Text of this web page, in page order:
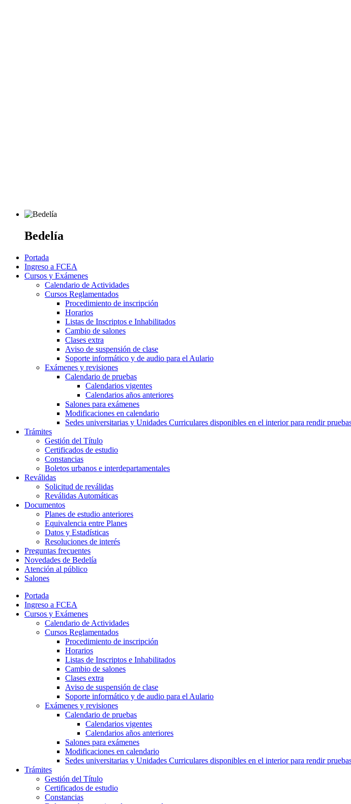
Bedelía
Portada
Ingreso a FCEA
Cursos y Exámenes
Calendario de Actividades
Cursos Reglamentados
Procedimiento de inscripción
Horarios
Listas de Inscriptos e Inhabilitados
Cambio de salones
Clases extra
Aviso de suspensión de clase
Soporte informático y de audio para el Aulario
Exámenes y revisiones
Calendario de pruebas
Calendarios vigentes
Calendarios años anteriores
Salones para exámenes
Modificaciones en calendario
Sedes universitarias y Unidades Curriculares disponibles en el interior para rendir
Trámites
Gestión del Título
Certificados de estudio
Constancias
Boletos urbanos e interdepartamentales
Reválidas
Solicitud de reválidas
Reválidas Automáticas
Documentos
Planes de estudio anteriores
Equivalencia entre Planes
Datos y Estadísticas
Resoluciones de interés
Preguntas frecuentes
Novedades de Bedelía
Atención al público
Salones
Portada
Ingreso a FCEA
Cursos y Exámenes
Calendario de Actividades
Cursos Reglamentados
Procedimiento de inscripción
Horarios
Listas de Inscriptos e Inhabilitados
Cambio de salones
Clases extra
Aviso de suspensión de clase
Soporte informático y de audio para el Aulario
Exámenes y revisiones
Calendario de pruebas
Calendarios vigentes
Calendarios años anteriores
Salones para exámenes
Modificaciones en calendario
Sedes universitarias y Unidades Curriculares disponibles en el interior para rendir
Trámites
Gestión del Título
Certificados de estudio
Constancias